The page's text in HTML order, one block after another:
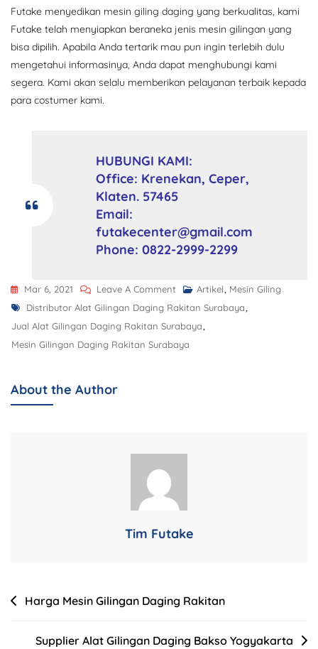
Futake menyedikan mesin giling daging yang berkualitas, kami
Futake telah menyiapkan beraneka jenis mesin gilingan yang
bisa dipilih. Apabila Anda tertarik mau pun ingin terlebih dulu
mengetahui informasinya, Anda dapat menghubungi kami
segera. Kami akan selalu memberikan pelayanan terbaik kepada
para costumer kami.
HUBUNGI KAMI:
Office: Krenekan, Ceper,
Klaten. 57465
Email:
futakecenter@gmail.com
Phone: 0822-2999-2299
Mar 6, 2021 Leave A Comment Artikel
Mesin Giling
Distributor Alat Gilingan Daging Rakitan Surabaya
Jual Alat Gilingan Daging Rakitan Surabaya
Mesin Gilingan Daging Rakitan Surabaya
About the Author
Tim Futake
Harga Mesin Gilingan Daging Rakitan
Supplier Alat Gilingan Daging Bakso Yogyakarta